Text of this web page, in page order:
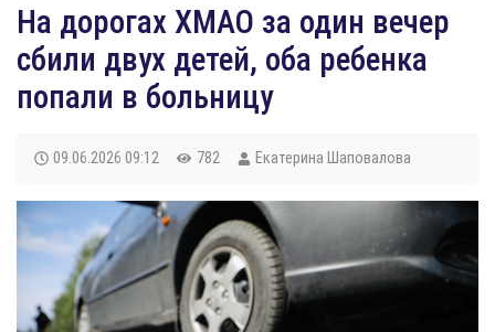
На дорогах ХМАО за один вечер
сбили двух детей, оба ребенка
попали в больницу
09.06.2026 09:12 782 Екатерина Шаповалова